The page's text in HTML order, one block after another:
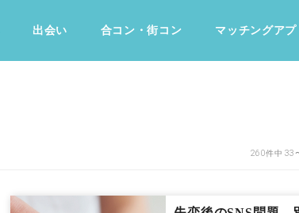
出会い 合コン・街コン マッチングアプ
260件中 33